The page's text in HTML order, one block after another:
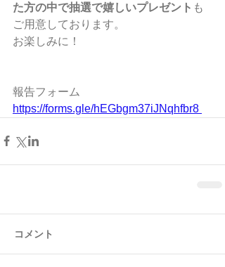
た方の中で抽選で嬉しいプレゼント も
ご用意しております。
お楽しみに！
報告フォーム
https://forms.gle/hEGbgm37iJNqhfbr8
コメント